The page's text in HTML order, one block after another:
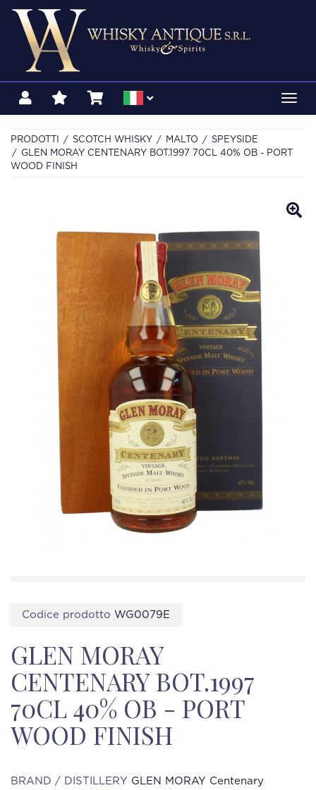
PRODOTTI SCOTCH WHISKY MALTO
SPEYSIDE
GLEN MORAY CENTENARY BOT.1997 70CL 40% OB - PORT
WOOD FINISH
Codice prodotto WG0079E
GLEN MORAY
CENTENARY BOT.1997
70CL 40% OB - PORT
WOOD FINISH
BRAND / DISTILLERY GLEN MORAY Centenary